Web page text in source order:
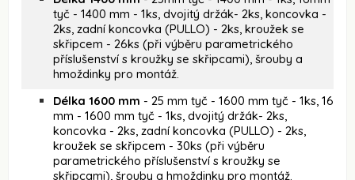
tyč - 1400 mm - 1ks, dvojitý držák- 2ks, koncovka -
2ks, zadní koncovka (PULLO) - 2ks, kroužek se
skřipcem - 26ks (při výběru parametrického
příslušenství s kroužky se skřipcami), šrouby a
hmoždinky pro montáž.
Délka 1600 mm - 25 mm tyč - 1600 mm tyč - 1ks, 16
mm - 1600 mm tyč - 1ks, dvojitý držák- 2ks,
koncovka - 2ks, zadní koncovka (PULLO) - 2ks,
kroužek se skřipcem - 30ks (při výběru
parametrického příslušenství s kroužky se
skřipcami), šrouby a hmoždinky pro montáž.